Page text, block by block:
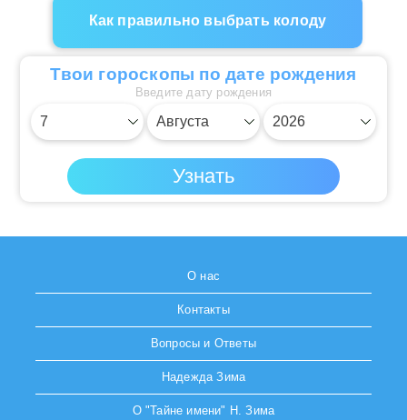
Как правильно выбрать колоду
Твои гороскопы по дате рождения
Введите дату рождения
О нас
Контакты
Вопросы и Ответы
Надежда Зима
О "Тайне имени" Н. Зима